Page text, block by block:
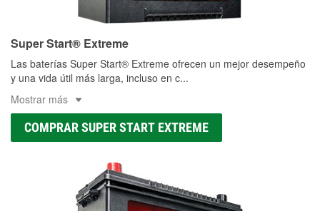
Super Start® Extreme
Las baterías Super Start® Extreme ofrecen un mejor desempeño
y una vida útil más larga, incluso en c...
Mostrar más
COMPRAR SUPER START EXTREME